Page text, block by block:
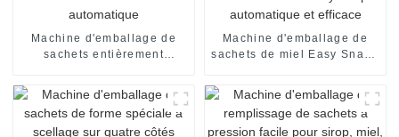
Machine d'emballage de
sachets entièrement
Machine d'emballage de
sachets de miel Easy Snap :